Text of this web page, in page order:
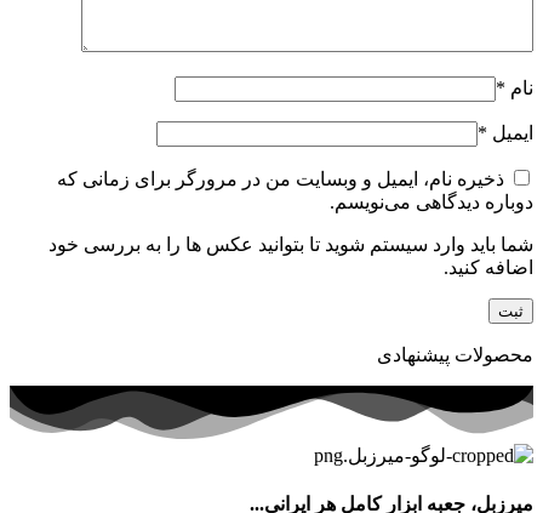
نام *
ایمیل *
ذخیره نام، ایمیل و وبسایت من در مرورگر برای زمانی که
دوباره دیدگاهی می‌نویسم.
شما باید وارد سیستم شوید تا بتوانید عکس ها را به بررسی خود
اضافه کنید.
محصولات پیشنهادی
میرزبل، جعبه ابزار کامل هر ایرانی...